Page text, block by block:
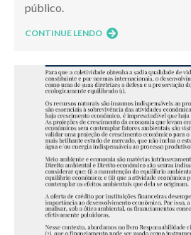
público.
CONTINUE LENDO